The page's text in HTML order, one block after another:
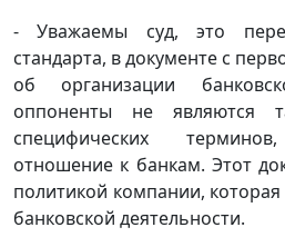
- Уважаемы суд, это
стандарта, в документе с
об организации
оппоненты не являются
специфических
отношение к банкам. Этот
политикой компании,
банковской деятельности.